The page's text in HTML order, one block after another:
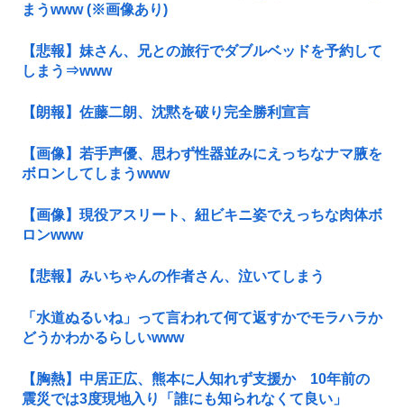
まうwww (※画像あり)
【悲報】妹さん、兄との旅行でダブルベッドを予約して
しまう⇒www
【朗報】佐藤二朗、沈黙を破り完全勝利宣言
【画像】若手声優、思わず性器並みにえっちなナマ腋を
ボロンしてしまうwww
【画像】現役アスリート、紐ビキニ姿でえっちな肉体ボ
ロンwww
【悲報】みいちゃんの作者さん、泣いてしまう
「水道ぬるいね」って言われて何て返すかでモラハラか
どうかわかるらしいwww
【胸熱】中居正広、熊本に人知れず支援か 10年前の
震災では3度現地入り「誰にも知られなくて良い」